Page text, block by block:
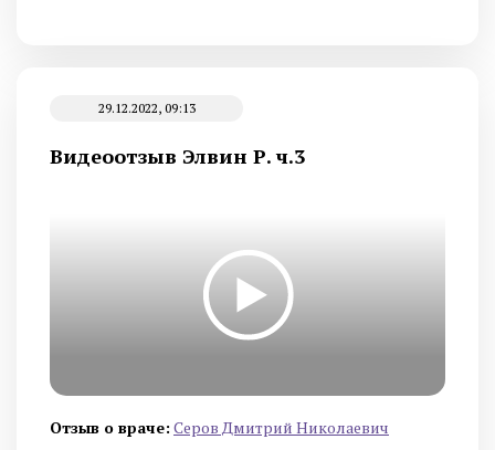
29.12.2022, 09:13
Видеоотзыв Элвин Р. ч.3
Отзыв о враче: Серов Дмитрий Николаевич